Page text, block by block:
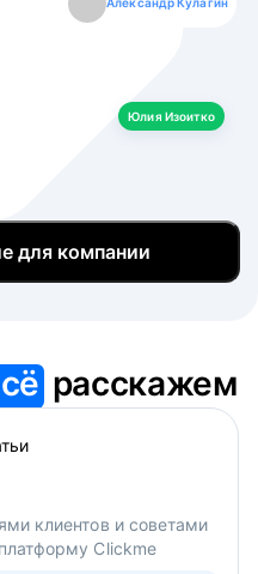
Александр Кулагин
Юлия Изоитко
Даниил Макаров
Екатерина Лазаренко
Борис Кашко
Юлия Изоитко
для компании
расскажем
клиентов и советами
Clickme